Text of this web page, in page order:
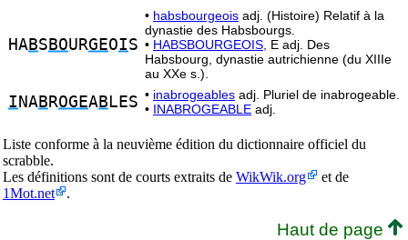
HABS BOURGEOIS
• habsbourgeois adj. (Histoire) Relatif à la
dynastie des Habsbourgs.
• HABSBOURGEOIS, E adj. Des
Habsbourg, dynastie autrichienne (du XIIIe
au XXe s.).
I NAB ROGEAB LES • inabrogeables adj. Pluriel de inabrogeable.
• INABROGEABLE adj.
Liste conforme à la neuvième édition du dictionnaire officiel du
scrabble.
Les définitions sont de courts extraits de WikWik.org
et de
1Mot.net
.
Haut de page